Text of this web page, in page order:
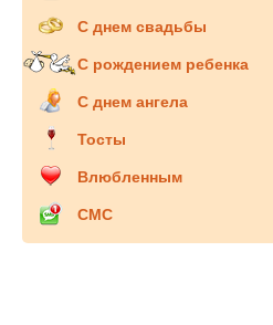
С днем свадьбы
С рождением ребенка
С днем ангела
Тосты
Влюбленным
СМС